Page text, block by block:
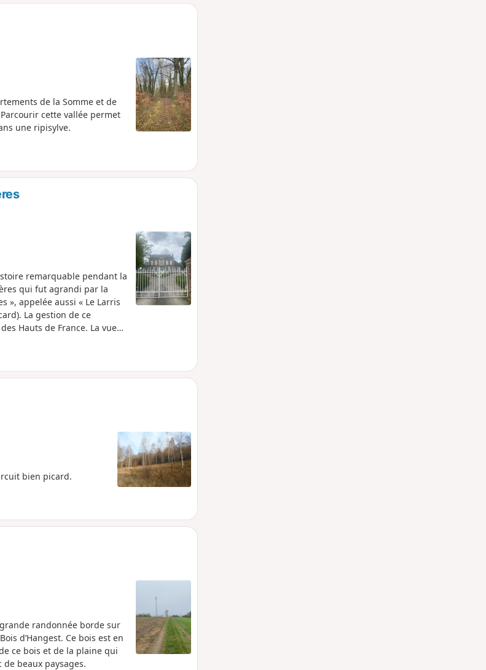
de la Somme et de
cette vallée permet
une ripisylve.
remarquable pendant la
qui fut agrandi par la
», appelée aussi « Le Larris
La gestion de ce
Hauts de France. La vue
bien picard.
randonnée borde sur
d’Hangest. Ce bois est en
ce bois et de la plaine qui
beaux paysages.